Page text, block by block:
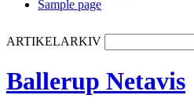
Sample page
ARTIKELARKIV
Ballerup Netavis